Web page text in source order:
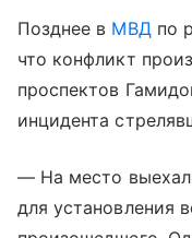
Позднее в МВДпо
что конфликт
проспектов
инцидента
— На место
для установления